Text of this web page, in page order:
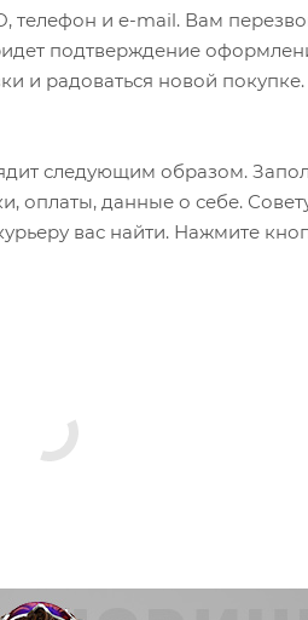
и e-mail. Вам
подтверждение
и радоваться новой покупке.
следующим образом.
оплаты, данные о себе.
вас найти. Нажмите